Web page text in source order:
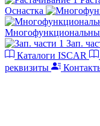
Оснастка
Зап.
Каталоги ISCAR
реквизиты